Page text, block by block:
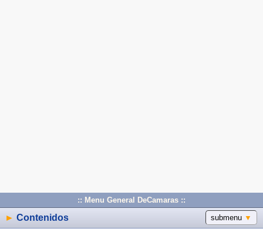
:: Menu General DeCamaras ::
submenu ▼
► Contenidos